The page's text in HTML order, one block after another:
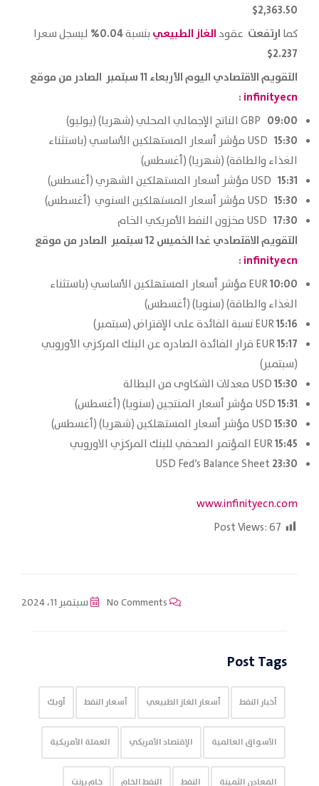
2,363.50$
كما ارتفعت عقود الغاز الطبيعي بنسبة0.04% ليسجل سعرا
2.237$
التقويم الاقتصادي اليوم الأربعاء 11 سبتمبر الصادر من موقع
infinityecn
:
09:00
15:30
USD مؤشر أسعار المستهلكين الأساسي (باستثناء
الغذاء والطاقة) (شهريا) (أغسطس)
15:31
15:30
17:30
التقويم الاقتصادي غدا الخميس 12 سبتمبر الصادر من موقع
infinityecn
:
10:00
EUR مؤشر أسعار المستهلكين الأساسي (باستثناء
الغذاء والطاقة) (سنويا) (أغسطس)
15:16
15:17
EUR قرار الفائدة الصادره عن البنك المركزي الأوروبي
(سبتمبر)
15:30
15:31
15:30
15:45
23:30
www.infinityecn.com
Post Views:67
سبتمبر 11، 2024
Post Tags
أخبار النفط أسعار الغاز الطبيعي أسعار النفط أوبك
الأسواق العالمية الإقتصاد الأمريكي العملة الأمريكية
المعادن الثمينة النفط النفط الخام خام برنت